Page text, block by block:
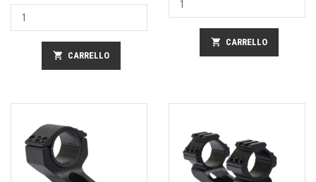
shopping_cart CARRELLO
shopping_cart CARRELLO